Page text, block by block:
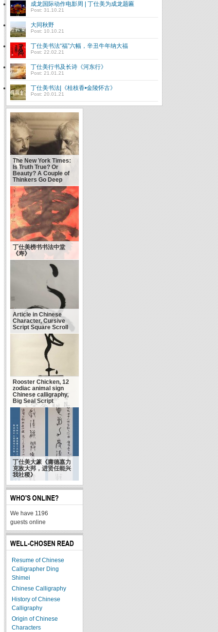
成龙国际动作电影周 | 丁仕美为成龙题匾
Post: 31.10.21
大同秋野
Post: 10.10.21
丁仕美书法“福”六幅，辛丑牛年纳大福
Post: 22.02.21
丁仕美行书及长诗《河东行》
Post: 21.01.21
丁仕美书法|《桂枝香•金陵怀古》
Post: 20.01.21
The New York Times:
Is Truth True? Or
Beauty? A Couple of
Thinkers Go Deep
丁仕美榜书书法中堂
《寿》
Article in Chinese
Character, Cursive
Script Square Scroll
Rooster Chicken, 12
zodiac animal sign
Chinese calligraphy,
Big Seal Script
丁仕美大篆《庸德嘉力
克敌大邦，进贤任能兴
我社稷》
WHO'S ONLINE?
We have 1196
guests online
WELL-CHOSEN READ
Resume of Chinese
Calligrapher Ding
Shimei
Chinese Calligraphy
History of Chinese
Calligraphy
Origin of Chinese
Characters